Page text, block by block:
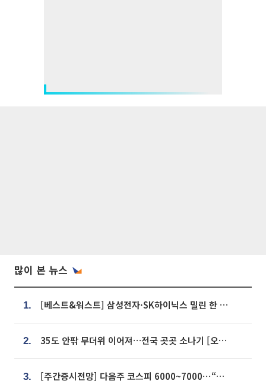
많이 본 뉴스
1. [베스트&워스트] 삼성전자·SK하이닉스 밀린 한 주…상상인증권은 85% 급등
2. 35도 안팎 무더위 이어져…전국 곳곳 소나기 [오늘 날씨]
3. [주간증시전망] 다음주 코스피 6000~7000⋯“外人 수급은 정책이 변수”